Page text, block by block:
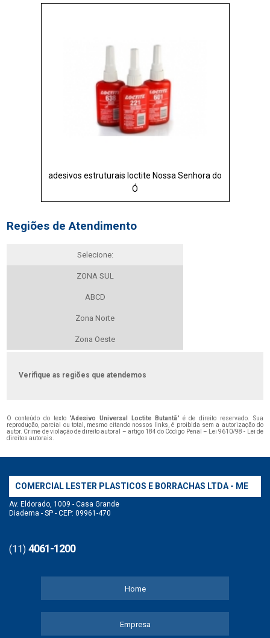
adesivos estruturais loctite Nossa Senhora do
Ó
Regiões de Atendimento
Selecione:
ZONA SUL
ABCD
Zona Norte
Zona Oeste
Verifique as regiões que atendemos
O conteúdo do texto "Adesivo Universal Loctite Butantã" é de direito reservado. Sua
reprodução, parcial ou total, mesmo citando nossos links, é proibida sem a autorização do
autor. Crime de violação de direito autoral – artigo 184 do Código Penal – Lei 9610/98 - Lei de
direitos autorais.
COMERCIAL LESTER PLASTICOS E BORRACHAS LTDA - ME
Av. Eldorado, 1009 - Casa Grande
Diadema - SP - CEP: 09961-470
(11) 4061-1200
Home
Empresa